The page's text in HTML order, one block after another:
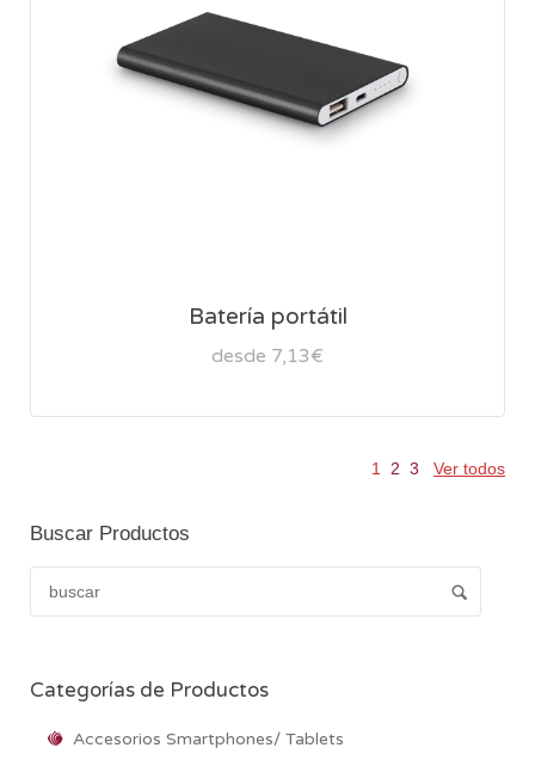
Batería portátil
desde 7,13€
1 2 3 Ver todos
Buscar Productos
Categorías de Productos
Accesorios Smartphones/ Tablets